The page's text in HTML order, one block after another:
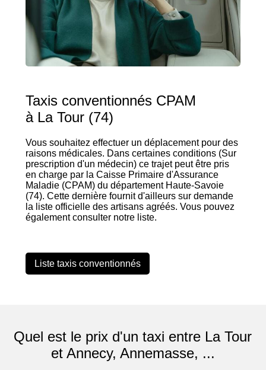
Taxis conventionnés CPAM
à La Tour (74)
Vous souhaitez effectuer un déplacement pour des
raisons médicales. Dans certaines conditions (Sur
prescription d'un médecin) ce trajet peut être pris
en charge par la Caisse Primaire d'Assurance
Maladie (CPAM) du département Haute-Savoie
(74). Cette dernière fournit d'ailleurs sur demande
la liste officielle des artisans agréés. Vous pouvez
également consulter notre liste.
Liste taxis conventionnés
Quel est le prix d'un taxi entre La Tour
et Annecy, Annemasse, ...